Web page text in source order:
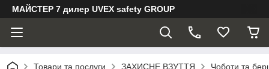
МАЙСТЕР 7 дилер UVEX safety GROUP
Товари та послуги ЗАХИСНЕ ВЗУТТЯ Чоботи та